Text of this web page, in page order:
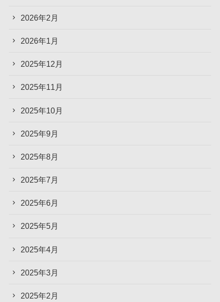
2026年2月
2026年1月
2025年12月
2025年11月
2025年10月
2025年9月
2025年8月
2025年7月
2025年6月
2025年5月
2025年4月
2025年3月
2025年2月